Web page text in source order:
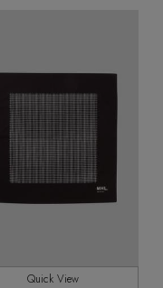
Quick View